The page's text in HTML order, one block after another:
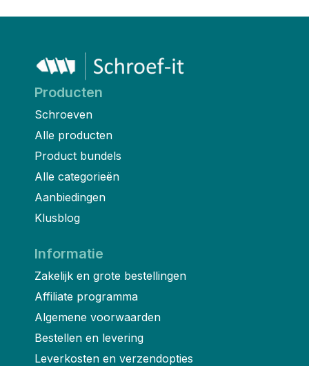
Producten
Schroeven
Alle producten
Product bundels
Alle categorieën
Aanbiedingen
Klusblog
Informatie
Zakelijk en grote bestellingen
Affiliate programma
Algemene voorwaarden
Bestellen en levering
Leverkosten en verzendopties